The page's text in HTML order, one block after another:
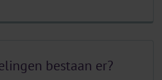
bestaan er?